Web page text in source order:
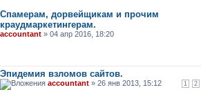
Спамерам, дорвейщикам и прочим
краудмаркетингерам.
accountant » 04 апр 2016, 18:20
Эпидемия взломов сайтов.
1 2
accountant » 26 янв 2013, 15:12